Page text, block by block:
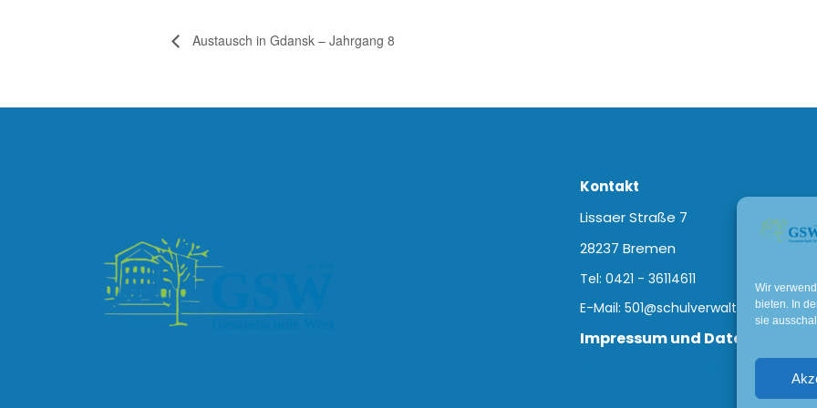
Wir
bieten. In
sie
Austausch in Gdansk – Jahrgang 8
Kontakt
Lissaer Straße 7
28237 Bremen
Tel: 0421 - 36114611
E-Mail:
Impressum und Datenschutz
© 2026 Gesamtschule Bremen-